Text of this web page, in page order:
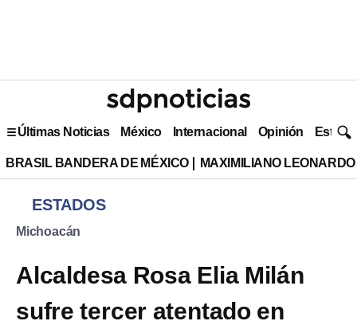
Últimas Noticias México Internacional Opinión Estilo
BRASIL BANDERA DE MÉXICO MAXIMILIANO
ESTADOS
Michoacán
Alcaldesa Rosa Elia Milán
sufre tercer atentado en